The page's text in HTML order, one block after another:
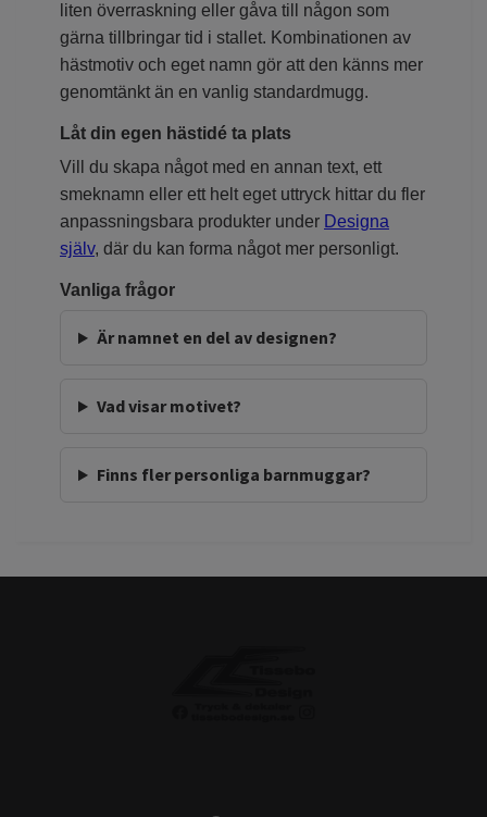
liten överraskning eller gåva till någon som
gärna tillbringar tid i stallet. Kombinationen av
hästmotiv och eget namn gör att den känns mer
genomtänkt än en vanlig standardmugg.
Låt din egen hästidé ta plats
Vill du skapa något med en annan text, ett
smeknamn eller ett helt eget uttryck hittar du fler
anpassningsbara produkter under Designa
själv, där du kan forma något mer personligt.
Vanliga frågor
Är namnet en del av designen?
Vad visar motivet?
Finns fler personliga barnmuggar?